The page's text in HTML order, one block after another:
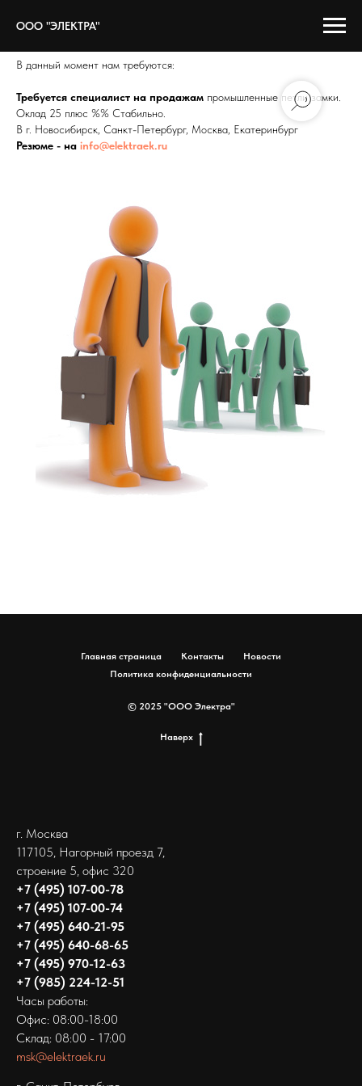
ООО "ЭЛЕКТРА"
ООО"Электра"Вакансии
В данный момент нам требуются:
Требуется специалист на продажам промышленные петли замки.
Оклад 25 плюс %% Стабильно.
В г. Новосибирск, Санкт-Петербург, Москва, Екатеринбург
Резюме - на info@elektraek.ru
Главная страница Контакты
Новости
Политика конфиденциальности
© 2025 "ООО Электра"
Наверх
г. Москва
117105, Нагорный проезд 7,
строение 5, офис 320
+7 (495) 107-00-78
+7 (495) 107-00-74
+7 (495) 640-21-95
+7 (495) 640-68-65
+7 (495) 970-12-63
+7 (985) 224-12-51
Часы работы:
Офис: 08:00-18:00
Склад: 08:00 - 17:00
msk@elektraek.ru